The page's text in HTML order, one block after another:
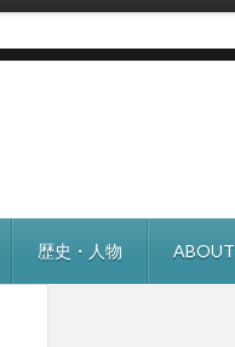
歴史・人物 ABOUT